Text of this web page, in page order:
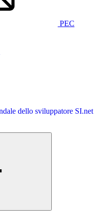
PEC
SI.net